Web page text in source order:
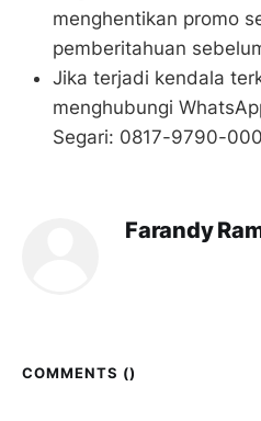
menghentikan promo
pemberitahuan
Jika terjadi kendala
menghubungi
Segari: 0817-9790-000
Farandy
COMMENTS ()